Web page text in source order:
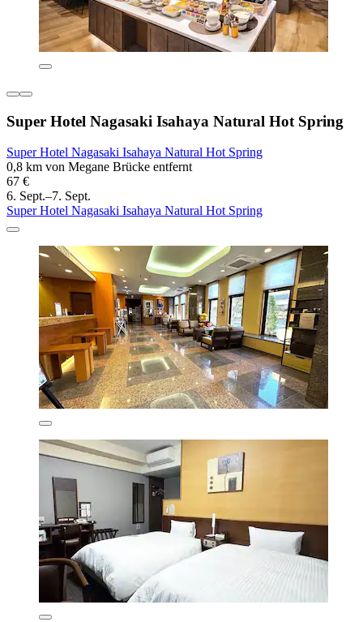
Super Hotel Nagasaki Isahaya Natural Hot Spring
Super Hotel Nagasaki Isahaya Natural Hot Spring
0,8 km von Megane Brücke entfernt
67 €
6. Sept.–7. Sept.
Super Hotel Nagasaki Isahaya Natural Hot Spring